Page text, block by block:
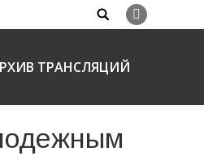
Search:
Вконтакте
ТРАНСЛЯЦИЙ